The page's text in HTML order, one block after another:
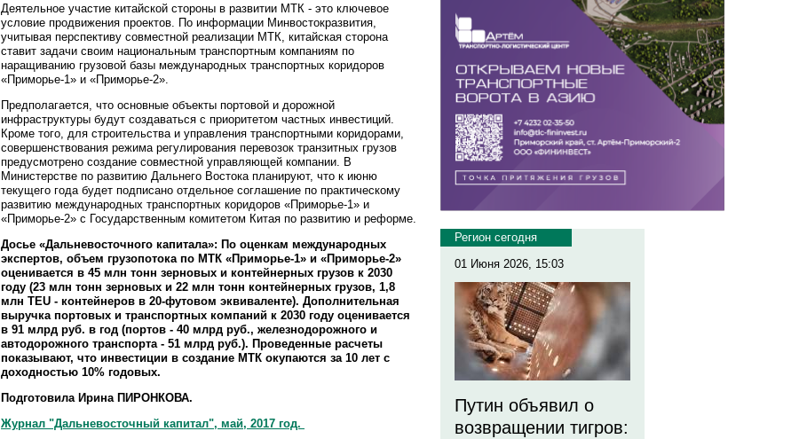
Деятельное участие китайской стороны в развитии МТК - это ключевое
условие продвижения проектов. По информации Минвостокразвития,
учитывая перспективу совместной реализации МТК, китайская сторона
ставит задачи своим национальным транспортным компаниям по
наращиванию грузовой базы международных транспортных коридоров
«Приморье-1» и «Приморье-2».
Предполагается, что основные объекты портовой и дорожной
инфраструктуры будут создаваться с приоритетом частных инвестиций.
Кроме того, для строительства и управления транспортными коридорами,
совершенствования режима регулирования перевозок транзитных грузов
предусмотрено создание совместной управляющей компании. В
Министерстве по развитию Дальнего Востока планируют, что к июню
текущего года будет подписано отдельное соглашение по практическому
развитию международных транспортных коридоров «Приморье-1» и
«Приморье-2» с Государственным комитетом Китая по развитию и реформе.
Досье «Дальневосточного капитала»: По оценкам международных
экспертов, объем грузопотока по МТК «Приморье-1» и «Приморье-2»
оценивается в 45 млн тонн зерновых и контейнерных грузов к 2030
году (23 млн тонн зерновых и 22 млн тонн контейнерных грузов, 1,8
млн TEU - контейнеров в 20-футовом эквиваленте). Дополнительная
выручка портовых и транспортных компаний к 2030 году оценивается
в 91 млрд руб. в год (портов - 40 млрд руб., железнодорожного и
автодорожного транспорта - 51 млрд руб.). Проведенные расчеты
показывают, что инвестиции в создание МТК окупаются за 10 лет с
доходностью 10% годовых.
Подготовила Ирина ПИРОНКОВА.
Журнал "Дальневосточный капитал", май, 2017 год.
Регион сегодня
01 Июня 2026, 15:03
Путин объявил о
возвращении тигров: